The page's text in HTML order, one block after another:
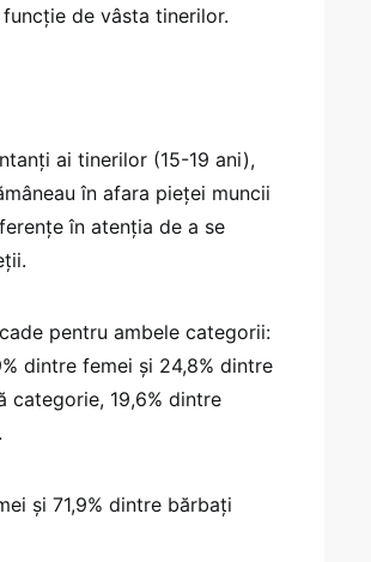
de vâsta tinerilor.
ai tinerilor (15-19 ani),
în afara pieței muncii
în atenția de a se
pentru ambele categorii:
dintre femei și 24,8% dintre
categorie, 19,6% dintre
și 71,9% dintre bărbați